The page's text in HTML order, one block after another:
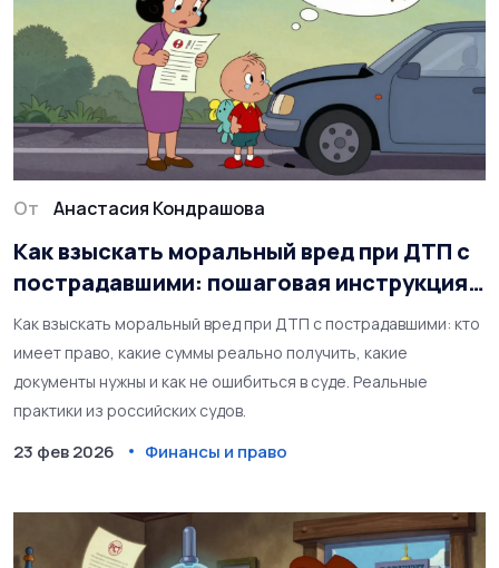
От Анастасия Кондрашова
Как взыскать моральный вред при ДТП с
пострадавшими: пошаговая инструкция и
реальные суммы
Как взыскать моральный вред при ДТП с пострадавшими: кто
имеет право, какие суммы реально получить, какие
документы нужны и как не ошибиться в суде. Реальные
практики из российских судов.
23 фев 2026 Финансы и право